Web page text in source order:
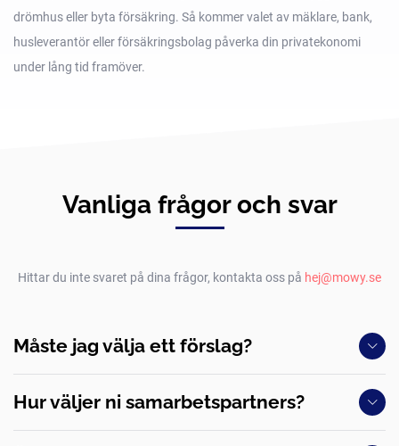
drömhus eller byta försäkring. Så kommer valet av mäklare, bank,
husleverantör eller försäkringsbolag påverka din privatekonomi
under lång tid framöver.
Vanliga frågor och svar
Hittar du inte svaret på dina frågor, kontakta oss på hej@mowy.se
Måste jag välja ett förslag?
Hur väljer ni samarbetspartners?